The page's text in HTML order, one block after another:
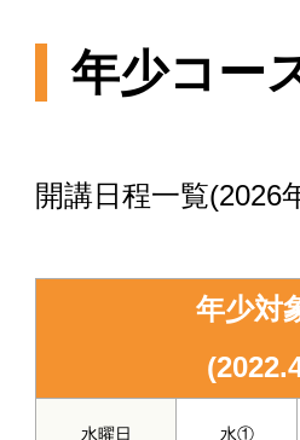
年少コー
開講日程一覧(2026
年少対
水曜日 水①